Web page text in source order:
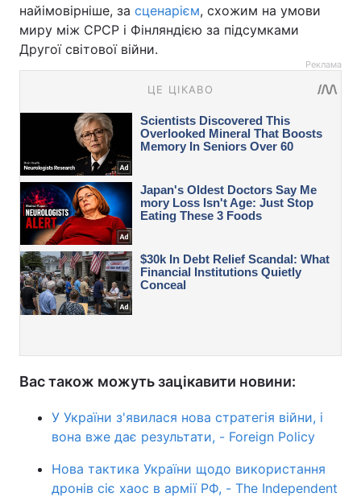
найімовірніше, за сценарієм, схожим на умови
миру між СРСР і Фінляндією за підсумками
Другої світової війни.
Реклама
Вас також можуть зацікавити новини:
У України з'явилася нова стратегія війни, і
вона вже дає результати, - Foreign Policy
Нова тактика України щодо використання
дронів сіє хаос в армії РФ, - The Independent